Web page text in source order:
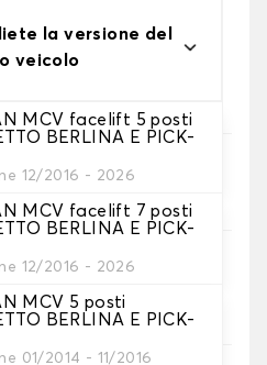
la versione del
veicolo
MCV facelift 5 posti
BERLINA E PICK-
12/2016 - 2026
MCV facelift 7 posti
BERLINA E PICK-
12/2016 - 2026
MCV 5 posti
BERLINA E PICK-
01/2014 - 11/2016
le vostre coperture.